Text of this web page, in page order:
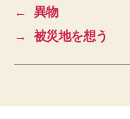
←
異物
→
被災地を想う